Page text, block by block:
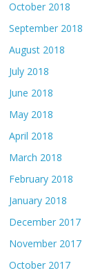
October 2018
September 2018
August 2018
July 2018
June 2018
May 2018
April 2018
March 2018
February 2018
January 2018
December 2017
November 2017
October 2017